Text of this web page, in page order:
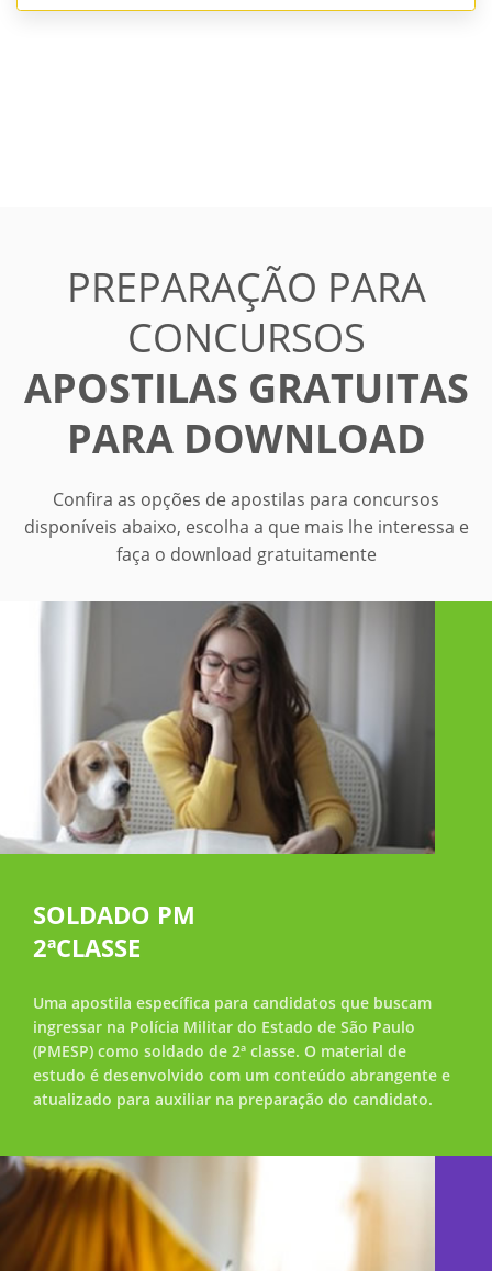
PREPARAÇÃO PARA
CONCURSOS
APOSTILAS GRATUITAS
PARA DOWNLOAD
Confira as opções de apostilas para concursos
disponíveis abaixo, escolha a que mais lhe interessa e
faça o download gratuitamente
SOLDADO PM
2ªCLASSE
Uma apostila específica para candidatos que buscam
ingressar na Polícia Militar do Estado de São Paulo
(PMESP) como soldado de 2ª classe. O material de
estudo é desenvolvido com um conteúdo abrangente e
atualizado para auxiliar na preparação do candidato.